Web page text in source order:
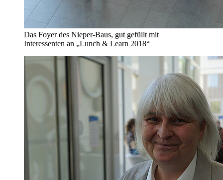
Das Foyer des Nieper-Baus, gut gefüllt mit
Interessenten an „Lunch & Learn 2018“